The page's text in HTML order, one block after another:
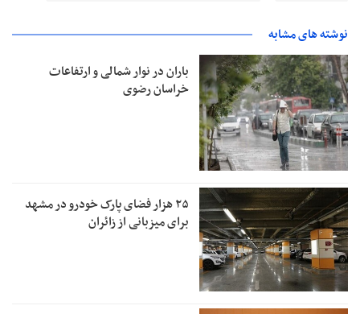
نوشته های مشابه
باران در نوار شمالی و ارتفاعات
خراسان رضوی
۲۵ هزار فضای پارک خودرو در مشهد
برای میزبانی از زائران